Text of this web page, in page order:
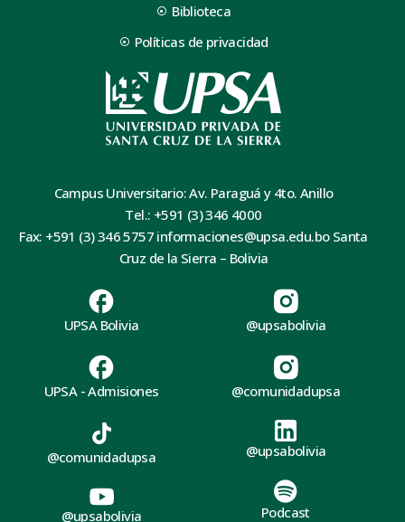
Biblioteca
Políticas de privacidad
Campus Universitario: Av. Paraguá y 4to. Anillo
Tel.: +591 (3) 346 4000
Fax: +591 (3) 346 5757 informaciones@upsa.edu.bo Santa
Cruz de la Sierra – Bolivia
UPSA Bolivia
UPSA - Admisiones
@upsabolivia
@comunidadupsa
@comunidadupsa
@upsabolivia
@upsabolivia
Podcast